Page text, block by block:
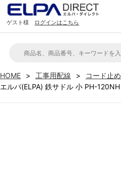
ゲスト様 ログインはこちら
HOME 工事用配線
コード止め
エルパ(ELPA) 鉄サドル 小 PH-120NH